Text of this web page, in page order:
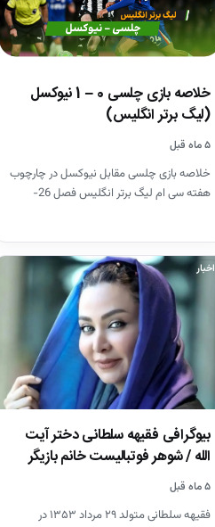
خلاصه بازی چلسی 0 – 1 نیوکسل
(لیگ برتر انگلیس)
۵ ماه قبل
خلاصه بازی چلسی مقابل نیوکسل در چارچوب
هفته سی ام لیگ برتر انگلیس فصل 26-
اخبار
بیوگرافی فقیهه سلطانی دختر آیت
الله / شوهر فوتبالیست خانم بازیگر
را…
۵ ماه قبل
فقیهه سلطانی متولد ۲۹ مرداد ۱۳۵۳ در